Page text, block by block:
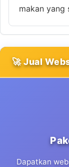
makan yang
🚀 Jual
Dapatkan